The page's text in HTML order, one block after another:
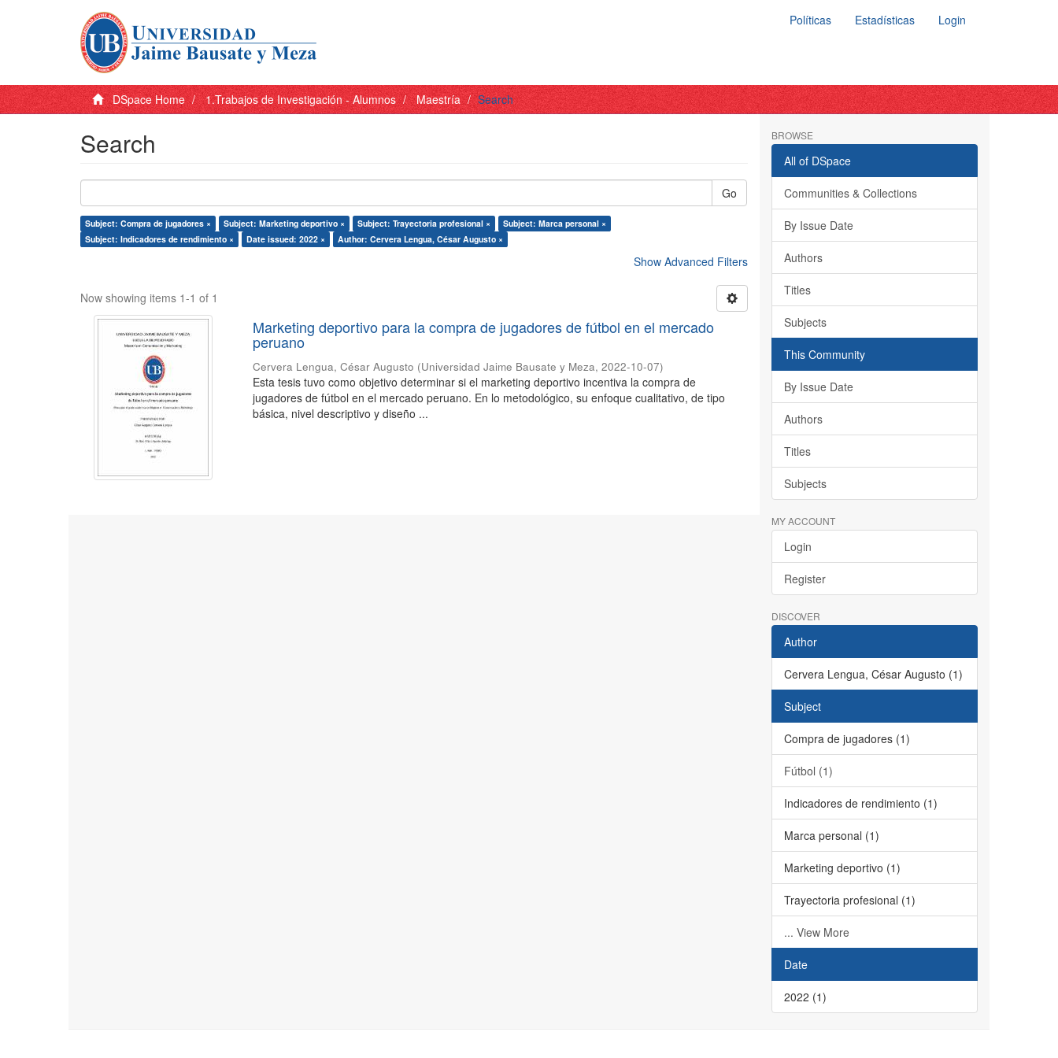
Políticas Estadísticas Login
DSpace Home 1.Trabajos de Investigación - Alumnos Maestría Search
Search
Go
Subject: Compra de jugadores × Subject: Marketing deportivo × Subject: Trayectoria profesional ×
Subject: Marca personal ×
Subject: Indicadores de rendimiento ×
Date issued: 2022 × Author: Cervera Lengua, César Augusto ×
Show Advanced Filters
Now showing items 1-1 of 1
Marketing deportivo para la compra de jugadores de fútbol en el mercado
peruano
Cervera Lengua, César Augusto (Universidad Jaime Bausate y Meza,2022-10-07)
Esta tesis tuvo como objetivo determinar si el marketing deportivo incentiva la compra de
jugadores de fútbol en el mercado peruano. En lo metodológico, su enfoque cualitativo, de tipo
básica, nivel descriptivo y diseño ...
BROWSE
All of DSpace
Communities & Collections
By Issue Date
Authors
Titles
Subjects
This Community
By Issue Date
Authors
Titles
Subjects
MY ACCOUNT
Login
Register
DISCOVER
Author
Cervera Lengua, César Augusto (1)
Subject
Compra de jugadores (1)
Fútbol (1)
Indicadores de rendimiento (1)
Marca personal (1)
Marketing deportivo (1)
Trayectoria profesional (1)
... View More
Date
2022 (1)